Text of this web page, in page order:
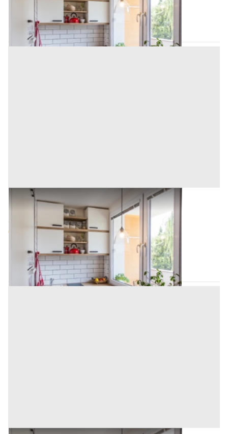
Belmonte Mezzagno (Palermo)
Codice asta:c11141f5
Asta chiusa
Asta Appartamento su più piani in località
Belmonte Mezzagno (Palermo)
Offerta minima
62.603,70 € 83.471,60 €
Codice asta:7c0514df
Asta chiusa